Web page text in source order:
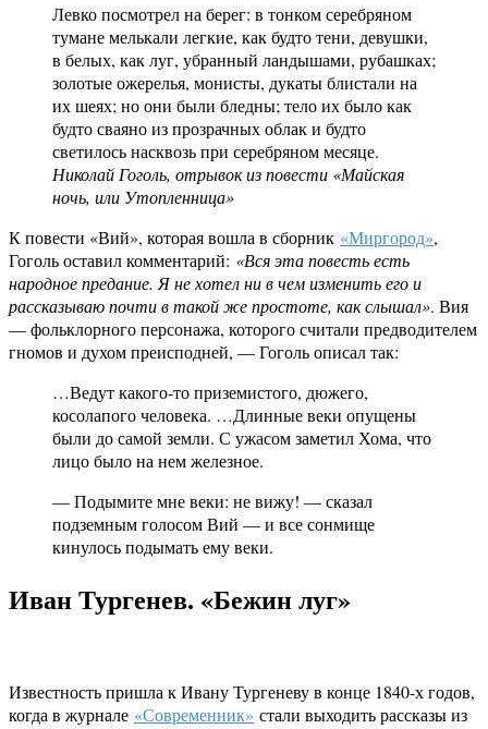
Левко посмотрел на берег: в тонком серебряном
тумане мелькали легкие, как будто тени, девушки,
в белых, как луг, убранный ландышами, рубашках;
золотые ожерелья, монисты, дукаты блистали на
их шеях; но они были бледны; тело их было как
будто сваяно из прозрачных облак и будто
светилось насквозь при серебряном месяце.
Николай Гоголь, отрывок из повести «Майская
ночь, или Утопленница»
К повести «Вий», которая вошла в сборник «Миргород»,
Гоголь оставил комментарий: «Вся эта повесть есть
народное предание. Я не хотел ни в чем изменить его и
рассказываю почти в такой же простоте, как слышал». Вия
— фольклорного персонажа, которого считали предводителем
гномов и духом преисподней, — Гоголь описал так:
…Ведут какого-то приземистого, дюжего,
косолапого человека. …Длинные веки опущены
были до самой земли. С ужасом заметил Хома, что
лицо было на нем железное.
— Подымите мне веки: не вижу! — сказал
подземным голосом Вий — и все сонмище
кинулось подымать ему веки.
Иван Тургенев. «Бежин луг»
Известность пришла к Ивану Тургеневу в конце 1840-х годов,
когда в журнале «Современник» стали выходить рассказы из